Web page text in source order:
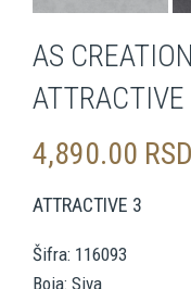
AS
4,890.00 RSD
ATTRACTIVE 3
Šifra: 116093
Boja: Siva